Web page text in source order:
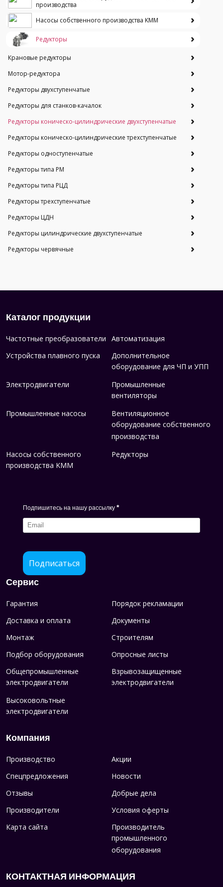
производства
Насосы собственного производства KMM
Редукторы
Крановые редукторы
Мотор-редуктора
Редукторы двухступенчатые
Редукторы для станков-качалок
Редукторы коническо-цилиндрические двухступенчатые
Редукторы коническо-цилиндрические трехступенчатые
Редукторы одноступенчатые
Редукторы типа РМ
Редукторы типа РЦД
Редукторы трехступенчатые
Редукторы ЦДН
Редукторы цилиндрические двухступенчатые
Редукторы червячные
Каталог продукции
Частотные преобразователи
Автоматизация
Устройства плавного пуска
Дополнительное
оборудование для ЧП и УПП
Электродвигатели Промышленные
вентиляторы
Промышленные насосы Вентиляционное
оборудование собственного
производства
Насосы собственного
производства KMM
Редукторы
Подпишитесь на нашу рассылку *
Подписаться
Сервис
Гарантия
Порядок рекламации
Доставка и оплата
Документы
Монтаж
Строителям
Подбор оборудования
Опросные листы
Общепромышленные
электродвигатели
Взрывозащищенные
электродвигатели
Высоковольтные
электродвигатели
Компания
Производство
Акции
Спецпредложения
Новости
Отзывы
Добрые дела
Производители
Условия оферты
Карта сайта
Производитель
промышленного
оборудования
КОНТАКТНАЯ ИНФОРМАЦИЯ